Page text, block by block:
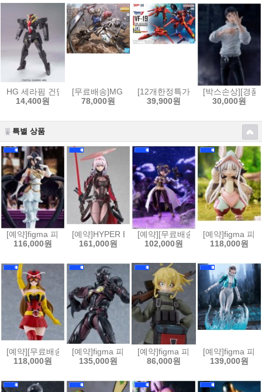
HG 세라핌 건담[4573102592354]
14,400원
[무료배송]MG 1/100 건담 발바토스 루프스
78,000원
[12개한정특가]HG 1/100 VF-19
39,900원
[박스손상][경
30,000원
특별 상품
[예약]figma 피그마 오버로드 - 알베도[4580828665569]
116,000원
[예약]HYPER BODY 하이퍼 바디 승리의 여신 니케
161,000원
[예약][무료배송]figma 피그마 마
102,000원
[예약]figma 피
118,000원
[예약][무료배송]figma 피그마 토지마 탄자부로는 가면라이더가 되고
118,000원
[예약]figma 피그마 강식장갑 가이버 - 가이버 3 얼
135,000원
[예약]figma 피그마 극장판 유녀
86,000원
[예약]figma 피
139,000원